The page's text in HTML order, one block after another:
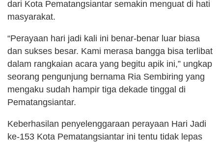
dari Kota Pematangsiantar semakin menguat di hati
masyarakat.
“Perayaan hari jadi kali ini benar-benar luar biasa
dan sukses besar. Kami merasa bangga bisa terlibat
dalam rangkaian acara yang begitu apik ini,” ungkap
seorang pengunjung bernama Ria Sembiring yang
mengaku sudah hampir tiga dekade tinggal di
Pematangsiantar.
Keberhasilan penyelenggaraan perayaan Hari Jadi
ke-153 Kota Pematangsiantar ini tentu tidak lepas